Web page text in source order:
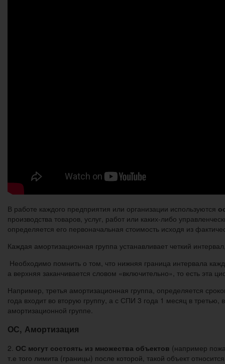
В работе каждого предприятия или организации используются
производства товаров, услуг, работ или каких-либо
определяется его первоначальная стоимость исходя из
Каждая амортизационная группа устанавливает четкий
Необходимо помнить о том, что нижняя граница интервала
а верхняя заканчивается словом «включительно», то есть эта
Например, третья амортизационная группа, определяется
года входит во вторую группу, а с СПИ 3 года 1 месяц в
амортизационной группе.
ОС, Амортизация
2. ОС могут состоять из множества объектов (например
т.е того лимита (границы) после которой, такой объект